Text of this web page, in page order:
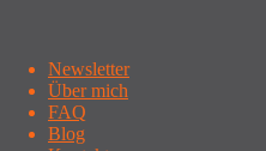
Newsletter
Über mich
FAQ
Blog